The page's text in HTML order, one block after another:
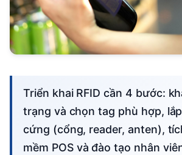
Triển khai RFID cần 4 bước: khảo sát hiện
trạng và chọn tag phù hợp,
cứng (cổng, reader, anten),
mềm POS và đào tạo nhân